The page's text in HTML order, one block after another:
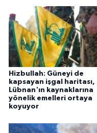
Hizbullah: Güneyi de
kapsayan işgal haritası,
Lübnan'ın kaynaklarına
yönelik emelleri ortaya
koyuyor